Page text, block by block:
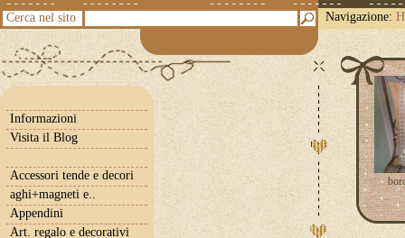
Cerca nel sito Navigazione:
Informazioni
Visita il Blog
Accessori tende e decori
aghi+magneti e..
Appendini
Art. regalo e decorativi